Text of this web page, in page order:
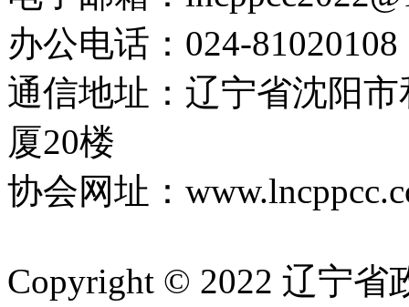
办公电话：024-81020108
通信地址：辽宁省沈阳
厦20楼
协会网址：
Copyright © 2022 辽宁